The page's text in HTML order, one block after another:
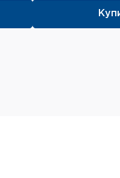
кнопка не активирована
2 аудиовхода AUX